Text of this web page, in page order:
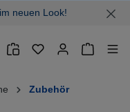
neuen Look!
Zubehör